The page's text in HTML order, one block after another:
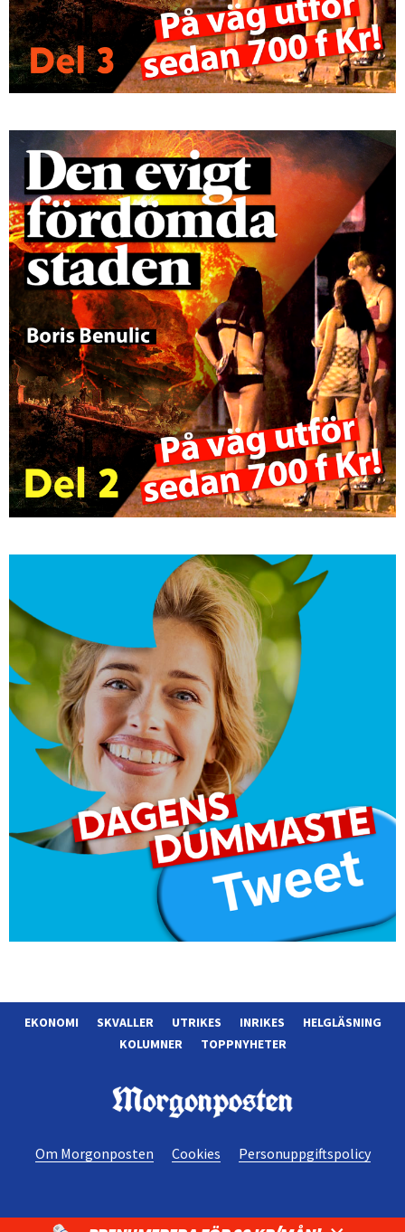
EKONOMI SKVALLER UTRIKES INRIKES
HELGLÄSNING
KOLUMNER
TOPPNYHETER
Om Morgonposten Cookies Personuppgiftspolicy